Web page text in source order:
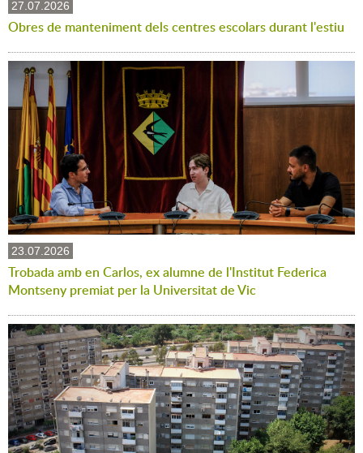
27.07.2026
Obres de manteniment dels centres escolars durant l'estiu
23.07.2026
Trobada amb en Carlos, ex alumne de l'Institut Federica
Montseny premiat per la Universitat de Vic